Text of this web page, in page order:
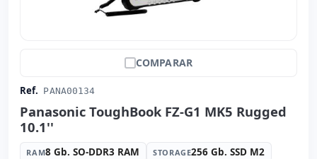
COMPARAR
Ref. PANA00134
Panasonic ToughBook FZ-G1 MK5 Rugged
10.1''
RAM8 Gb. SO-DDR3 RAM STORAGE256 Gb. SSD M2